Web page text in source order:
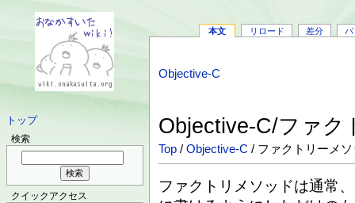
トップ
検索
クイックアクセス
本文 リロード 差分 バ
Objective-C
Objective-C/ファ
Top /Objective-C / ファクトリーメ
ファクトリメソッドは通常、